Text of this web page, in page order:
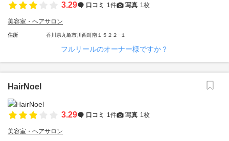
3.29 口コミ 1件 写真 1枚
美容室・ヘアサロン
住所 香川県丸亀市川西町南１５２２−１
フルリールのオーナー様ですか？
HairNoel
3.29 口コミ 1件 写真 1枚
美容室・ヘアサロン